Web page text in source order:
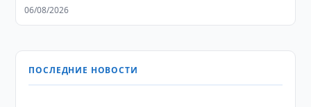
06/08/2026
ПОСЛЕДНИЕ НОВОСТИ